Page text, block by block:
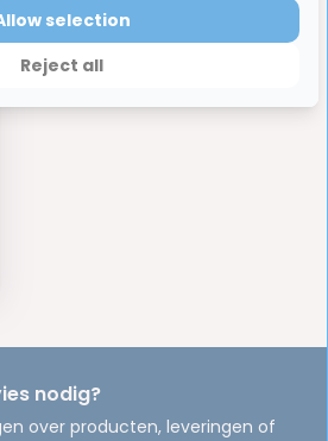
nodig?
over producten, leveringen of
Reject all
selection